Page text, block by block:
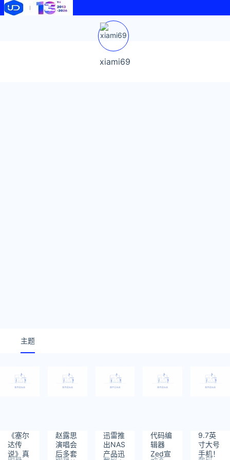
xiami69
主题
《塞尔
达传
说》真
赵露思
演唱会
后多套
迅雷推
出NAS
产品迅
代码编
辑器
Zed宣
9.7英
寸大号
手机！